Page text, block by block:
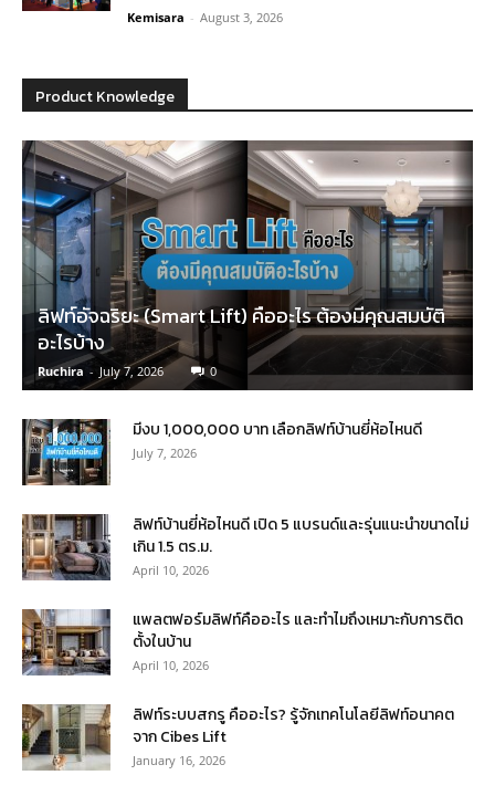
Kemisara - August 3, 2026
Product Knowledge
ลิฟท์อัจฉริยะ (Smart Lift) คืออะไร ต้องมีคุณสมบัติ
อะไรบ้าง
Ruchira - July 7, 2026 0
มีงบ 1,000,000 บาท เลือกลิฟท์บ้านยี่ห้อไหนดี
July 7, 2026
ลิฟท์บ้านยี่ห้อไหนดี เปิด 5 แบรนด์และรุ่นแนะนำขนาดไม่
เกิน 1.5 ตร.ม.
April 10, 2026
แพลตฟอร์มลิฟท์คืออะไร และทำไมถึงเหมาะกับการติด
ตั้งในบ้าน
April 10, 2026
ลิฟท์ระบบสกรู คืออะไร? รู้จักเทคโนโลยีลิฟท์อนาคต
จาก Cibes Lift
January 16, 2026